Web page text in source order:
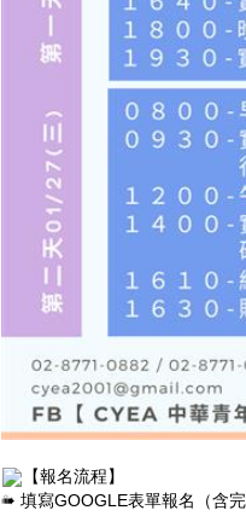
【報名流程】
➠ 填寫GOOGLE表單報名（含